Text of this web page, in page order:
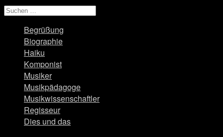
Begrüßung
Biographie
Haiku
Komponist
Musiker
Musikpädagoge
Musikwissenschaftler
Regisseur
Dies und das